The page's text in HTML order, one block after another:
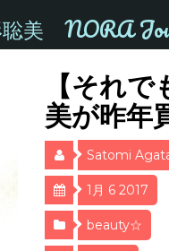
美 NORA
【それ
美が昨年
Satomi
1月 6 2017
beauty☆